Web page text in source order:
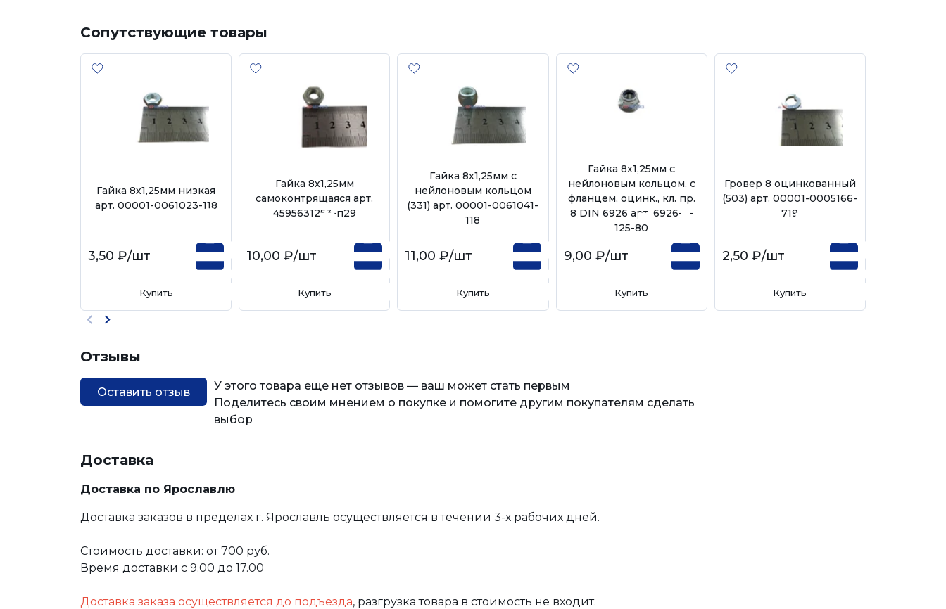
Сопутствующие товары
Гайка 8х1,25мм низкая
арт. 00001-0061023-118
3,50 ₽/шт
Купить
Гайка 8х1,25мм
самоконтрящаяся арт.
4595631253-п29
10,00 ₽/шт
Купить
Гайка 8х1,25мм с
нейлоновым кольцом
(331) арт. 00001-0061041-
118
11,00 ₽/шт
Купить
Гайка 8х1,25мм с
нейлоновым кольцом, с
фланцем, оцинк., кл. пр.
8 DIN 6926 арт. 6926-8-
125-80
9,00 ₽/шт
Купить
Гровер 8 оцинкованный
(503) арт. 00001-0005166-
719
2,50 ₽/шт
Купить
Отзывы
Оставить отзыв
У этого товара еще нет отзывов — ваш может стать первым
Поделитесь своим мнением о покупке и помогите другим покупателям сделать
выбор
Доставка
Доставка по Ярославлю
Доставка заказов в пределах г. Ярославль осуществляется в течении 3-х рабочих дней.
Стоимость доставки: от 700 руб.
Время доставки с 9.00 до 17.00
Доставка заказа осуществляется до подъезда, разгрузка товара в стоимость не входит.